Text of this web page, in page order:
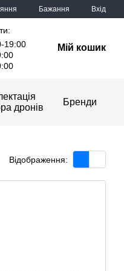
Бажання Вхід
19:00
Мій кошик
дронів
Бренди
Відображення: